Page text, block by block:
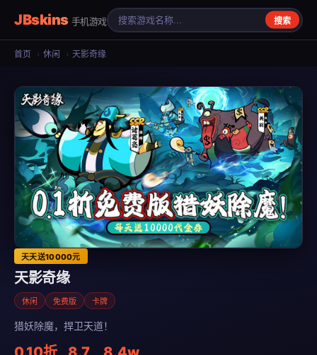
JBskins 手机游戏 搜索
首页 › 休闲 › 天影奇缘
天天送10000元
天影奇缘
休闲 免费版 卡牌
猎妖除魔，捍卫天道！